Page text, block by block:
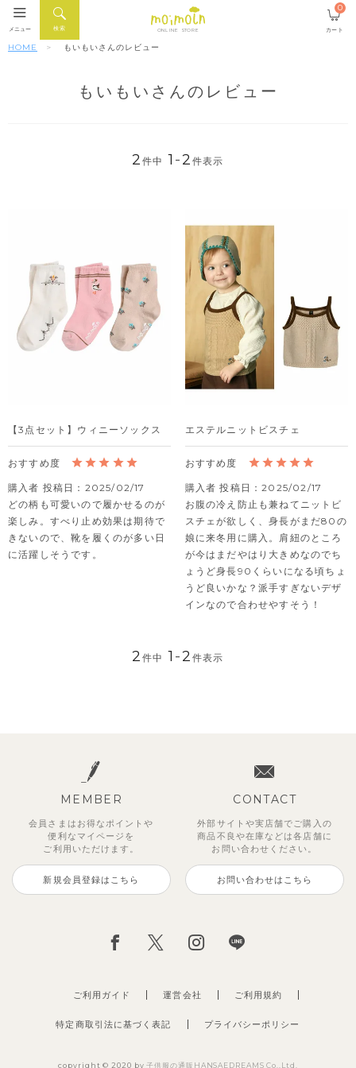
ONLINE STORE
検索
メニュー カート
0
HOME もいもいさんのレビュー
もいもいさんのレビュー
2件中 1 -2 件表示
【3点セット】ウィニーソックス
購入者 投稿日
2025/02/17
どの柄も可愛いので履かせるのが
楽しみ。すべり止め効果は期待で
きないので、靴を履くのが多い日
に活躍しそうです。
エステルニットビスチェ
購入者 投稿日
2025/02/17
お腹の冷え防止も兼ねてニットビ
スチェが欲しく、身長がまだ80の
娘に来冬用に購入。肩紐のところ
が今はまだやはり大きめなのでち
ょうど身長90くらいになる頃ちょ
うど良いかな？派手すぎないデザ
インなので合わせやすそう！
2件中 1 -2 件表示
MEMBER
会員さまはお得なポイントや
便利な マイページを
ご利用いただけます。
新規会員登録はこちら
CONTACT
外部サイトや実店舗でご購入の
商品不良や在庫などは各店舗に
お問い合わせください。
お問い合わせはこちら
ご利用ガイド 運営会社
特定商取引法に基づく表記 プライバシーポリシー
ご利用規約
copyright © 2020 by子供服の通販HANSAEDREAMS Co.,Ltd.